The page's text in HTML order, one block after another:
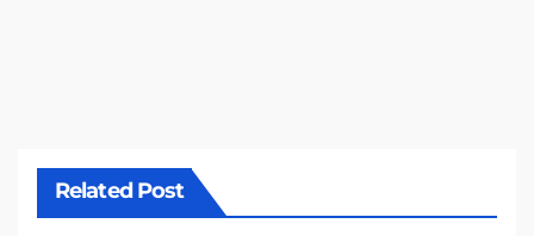
Related Post